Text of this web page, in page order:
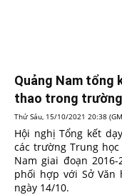
Quảng Nam tổng
thao trong trường
Thứ Sáu, 15/10/2021 20:38
Hội nghị Tổng kết
các trường Trung
Nam giai đoạn
phối hợp với Sở Văn
ngày 14/10.